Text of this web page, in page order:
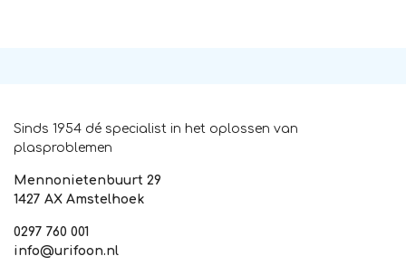
Sinds 1954 dé specialist in het oplossen van
plasproblemen
Mennonietenbuurt 29
1427 AX Amstelhoek
0297 760 001
info@urifoon.nl